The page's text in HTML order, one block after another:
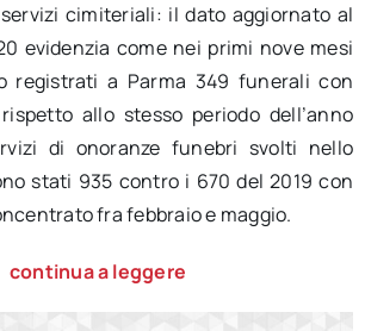
cimiteriali: il dato aggiornato al
evidenzia come nei primi nove mesi
registrati a Parma 349 funerali con
allo stesso periodo dell’anno
di onoranze funebri svolti nello
stati 935 contro i 670 del 2019 con
fra febbraio e maggio.
continua a leggere